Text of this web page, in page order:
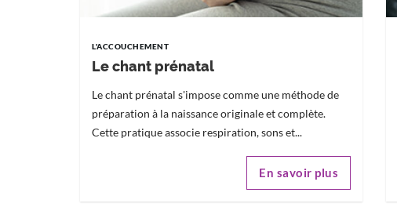
L'ACCOUCHEMENT
Le chant prénatal
Le chant prénatal s'impose comme une méthode de
préparation à la naissance originale et complète.
Cette pratique associe respiration, sons et...
En savoir plus